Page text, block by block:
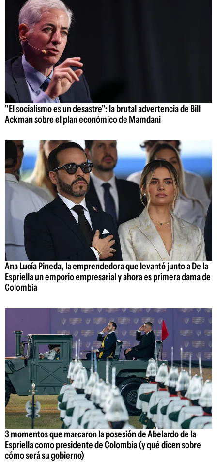
"El socialismo es un desastre": la brutal advertencia de Bill
Ackman sobre el plan económico de Mamdani
Ana Lucía Pineda, la emprendedora que levantó junto a De la
Espriella un emporio empresarial y ahora es primera dama de
Colombia
3 momentos que marcaron la posesión de Abelardo de la
Espriella como presidente de Colombia (y qué dicen sobre
cómo será su gobierno)